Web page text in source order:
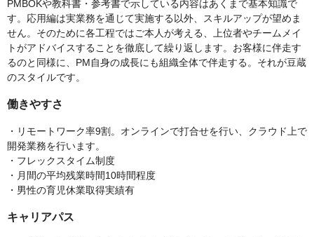
PMBOKや教科書・参考書で示している内容はあくまで基本知識で
す。応用編は実業務を通じて実施する以外、スキルアップが望めま
せん。そのために各工程ではご本人が考える、上位者やチームメイ
トがアドバイスすることを徹底して繰り返します。お客様に伴走す
るのと同様に、PM自身の成長にも組織全体で伴走する。それが豆蔵
のスタイルです。
働きやすさ
・リモートワーク率9割。オンラインで打合せを行い、クラウド上で
開発業務を行います。
・フレックスタイム制度
・月間の平均残業時間10時間程度
・男性の育児休業取得実績有
キャリアパス